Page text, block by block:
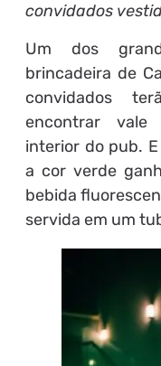
convidados
Um dos
brincadeira de
convidados
encontrar vale
interior do pub.
a cor verde
bebida
servida em um